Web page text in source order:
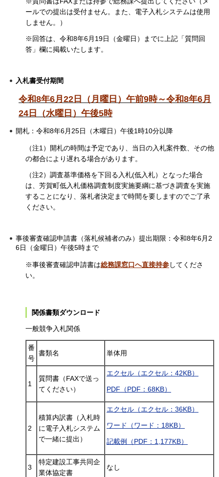
ールでの提出は受付ません。また、電子入札システムは使用
しません。）
※回答は、令和8年6月19日（金曜日）までに上記「質問回
答」欄に掲載いたします。
入札書受付期間
令和8年6月22日（月曜日）午前9時～令和8年6月
24日（水曜日）午後5時
開札：令和8年6月25日（木曜日）午後1時10分以降
（注1）開札の時間は予定であり、当日の入札案件数、その他
の都合により遅れる場合があります。
（注2）調査基準価格を下回る入札(低入札）となった場合
は、芳賀町低入札価格調査制度実施要綱に基づき調査を実施
することになり、落札者決定まで時間を要しますのでご了承
ください。
事後審査確認申請書（落札候補者のみ）提出期限：令和8年6月2
6日（金曜日）午後5時まで
※事後審査確認申請書は総務課窓口へ直接持参してくださ
い。​​​​​​
関係書類ダウンロード
一般競争入札関係
番
号
書類名 単体用
1
質問書（FAXで送っ
てください）
エクセル（エクセル：42KB）
PDF（PDF：68KB）
2
積算内訳書（入札時
に電子入札システム
で一緒に提出）
エクセル（エクセル：36KB）
ワード（ワード：18KB）
記載例（PDF：1,177KB）
3
特定建設工事共同企
業体協定書
なし